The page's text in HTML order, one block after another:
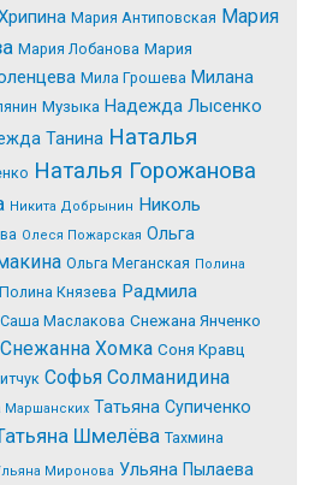
Мария Антиповская Мария
Мария Лобанова Мария
Мила Грошева Милана
Музыка Надежда Лысенко
Танина Наталья
Наталья Горожанова
Никита Добрынин Николь
Олеся Пожарская Ольга
Ольга Меганская Полина
Полина Князева Радмила
Саша Маслакова Снежана Янченко
Снежанна Хомка Соня Кравц
Софья Солманидина
Маршанских Татьяна Супиченко
Шмелёва Тахмина
Миронова Ульяна Пылаева